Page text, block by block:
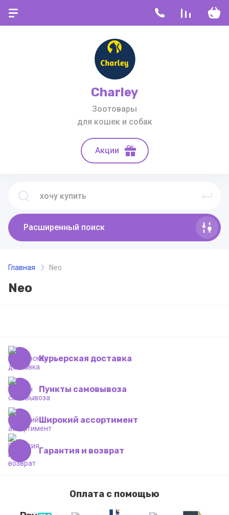
Charley
Зоотовары
для кошек и собак
Акции
Расширенный поиск
Главная Neo
Neo
Курьерская доставка
Пункты самовывоза
Широкий ассортимент
Гарантия и возврат
Оплата с помощью